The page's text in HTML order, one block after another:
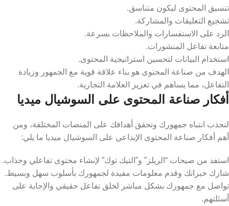
تنسيق المحتوى ليكون متناسق.
تشجيع التعليقات والمشاركة.
الرد على الاستفسارات والملاحظات بسرعة.
متابعة تفاعل المنشورات.
استخدام البيانات لتحسين استراتيجية المحتوى.
الهدف من صناعة المحتوى هو بناء علاقة قوية مع الجمهور وزيادة
التفاعل، مما يساهم في تعزيز العلامة التجارية.
أفكار صناعة المحتوى على السوشيال ميديا
لتجذب انتباه جمهورك وتحقق أهدافك على المنصات المختلفة، ومن
أهم أفكار صناعة المحتوى الإبداعي على السوشيال ميديا ما يلي:
استفد من صيحات “الريلز” و”التيك توك” لإنشاء محتوى تفاعلي وجذاب.
شارك خبراتك وقدم معلومات مفيدة لجمهورك بأسلوب سهل وبسيط.
تواصل مع جمهورك بشكل مباشر لخلق تفاعل حقيقي والإجابة على
أسئلتهم.